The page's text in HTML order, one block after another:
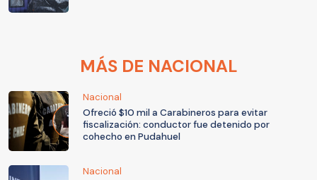
MÁS DE NACIONAL
Nacional
Ofreció $10 mil a Carabineros para evitar
fiscalización: conductor fue detenido por
cohecho en Pudahuel
Nacional